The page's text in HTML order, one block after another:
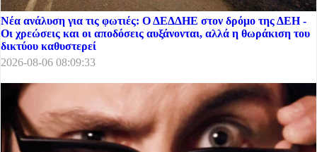
Νέα ανάλυση για τις φωτιές: Ο ΔΕΔΔΗΕ στον δρόμο της ΔΕΗ -
Οι χρεώσεις και οι αποδόσεις αυξάνονται, αλλά η θωράκιση του
δικτύου καθυστερεί
2026-08-06 08:09:33